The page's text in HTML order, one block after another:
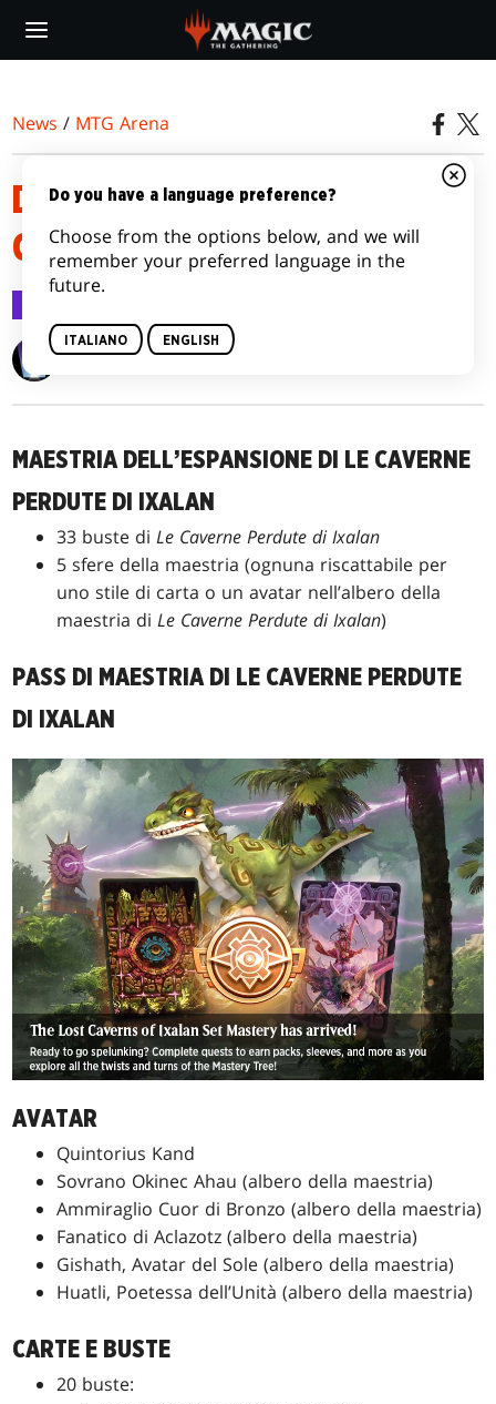
main
News / MTG Arena
DETTAGLI MAESTRIA DI LE
CAVERNE PERDUTE DI IXALAN
Wizards of the Coast
MAESTRIA DELL’ESPANSIONE DI LE CAVERNE
PERDUTE DI IXALAN
33 buste diLe Caverne Perdute di Ixalan
5 sfere della maestria (ognuna riscattabile per
uno stile di carta o un avatar nell’albero della
maestria diLe Caverne Perdute di Ixalan)
PASS DI MAESTRIA DI LE CAVERNE PERDUTE
DI IXALAN
AVATAR
Quintorius Kand
Sovrano Okinec Ahau (albero della maestria)
Ammiraglio Cuor di Bronzo (albero della maestria)
Fanatico di Aclazotz (albero della maestria)
Gishath, Avatar del Sole (albero della maestria)
Huatli, Poetessa dell’Unità (albero della maestria)
CARTE E BUSTE
20 buste:
Do you have a language preference?
Choose from the options below, and we will
remember your preferred language in the
future.
ITALIANO ENGLISH